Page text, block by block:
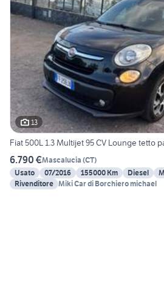
13
Fiat 500L 1.3 Multijet 95 CV Lounge tetto
6.790 €Mascalucia (CT)
Usato
07/2016 155000 Km Diesel
Rivenditore Miki Car di Borchiero michael